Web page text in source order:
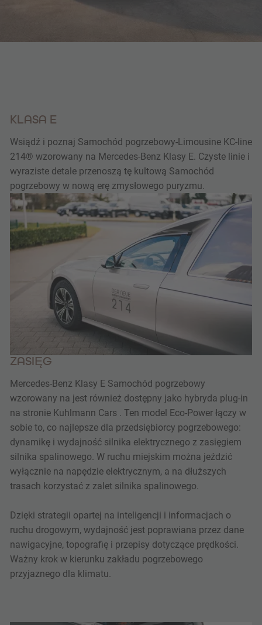
KLASA E
Wsiądź i poznaj Samochód pogrzebowy-Limousine KC-line
214® wzorowany na Mercedes-Benz Klasy E. Czyste linie i
wyraziste detale przenoszą tę kultową Samochód
pogrzebowy w nową erę zmysłowego puryzmu.
ZASIĘG
Mercedes-Benz Klasy E Samochód pogrzebowy
wzorowany na jest również dostępny jako hybryda plug-in
na stronie Kuhlmann Cars . Ten model Eco-Power łączy w
sobie to, co najlepsze dla przedsiębiorcy pogrzebowego:
dynamikę i wydajność silnika elektrycznego z zasięgiem
silnika spalinowego. W ruchu miejskim można jeździć
wyłącznie na napędzie elektrycznym, a na dłuższych
trasach korzystać z zalet silnika spalinowego.
Dzięki strategii opartej na inteligencji i informacjach o
ruchu drogowym, wydajność jest poprawiana przez dane
nawigacyjne, topografię i przepisy dotyczące prędkości.
Ważny krok w kierunku zakładu pogrzebowego
przyjaznego dla klimatu.